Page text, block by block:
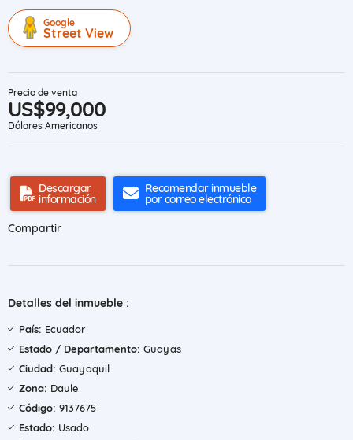
Google
Street View
Precio de venta
US$99,000
Dólares Americanos
Descargar
información
Recomendar inmueble
por correo electrónico
Compartir
Detalles del inmueble :
País: Ecuador
Estado / Departamento: Guayas
Ciudad: Guayaquil
Zona: Daule
Código: 9137675
Estado: Usado